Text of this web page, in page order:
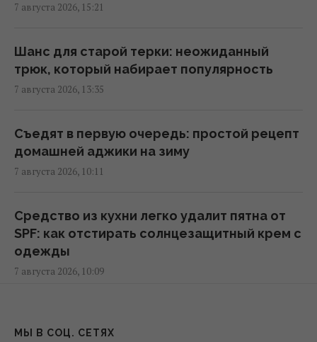
Пчелы ориентируются не только по солнцу
"компас"
05:24 суббота, 08 августа 2026
молодежь выбрасывает их ценности на
свалку
04:22 суббота, 08 августа 2026
Солнечная электростанция перегородила
привычные маршруты животных: они
нашли выход
02:18 суббота, 08 августа 2026
которые стоит знать перед поездкой
7 августа 2026, 15:21
Шанс для старой терки: неожиданный
трюк, который набирает популярность
7 августа 2026, 13:35
Съедят в первую очередь: простой рецепт
домашней аджики на зиму
7 августа 2026, 10:11
Средство из кухни легко удалит пятна от
SPF: как отстирать солнцезащитный крем с
одежды
7 августа 2026, 10:09
за 2 минуты — лайфхак от повара
МЫ В СОЦ. СЕТЯХ